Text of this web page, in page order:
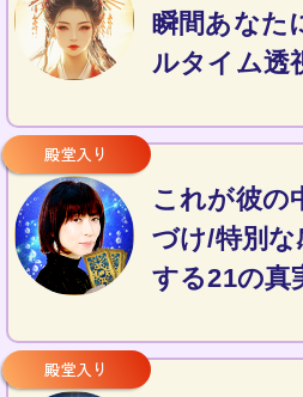
瞬間あなた
ルタイム透
これが彼
づけ/特別
する21の真